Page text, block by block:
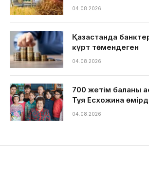
04.08.2026
Қазақстанда
күрт төмендеген
04.08.2026
700 жетім баланы
Тұяқ Есхожина
04.08.2026